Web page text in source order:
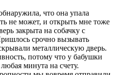
что она упала
не может, и открыть мне тоже
закрыта на собачку с
срочно вызывать
металлическую дверь.
потому что у бабушки
минута на счету.